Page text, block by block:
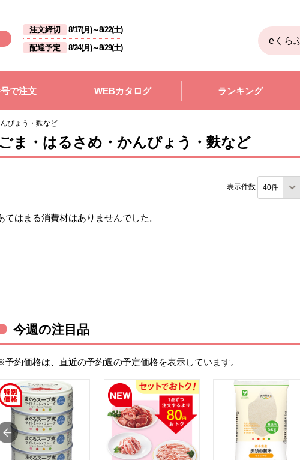
注文締切 8/17(月)～8/22(土)
配達予定
8/24(月)～8/29(土)
eくら
で注文 WEBカタログ ランキング
ぴょう・麩など
ごま・はるさめ・かんぴょう・麩など
表示件数
てはまる消費材はありませんでした。
今週の注目品
予約価格は、直近の予約週の予定価格を表示しています。